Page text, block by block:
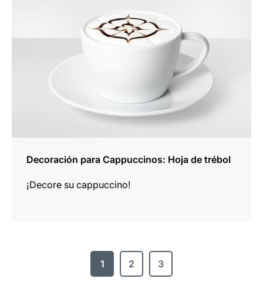
Decoración para Cappuccinos: Hoja de trébol
¡Decore su cappuccino!
1 2 3